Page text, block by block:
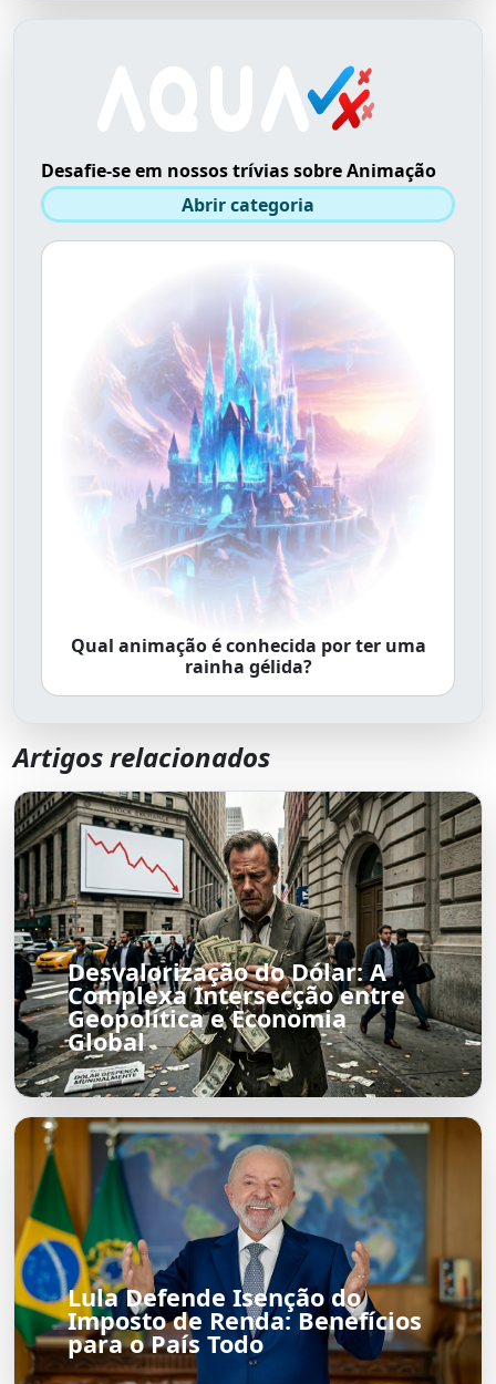
Desafie-se em nossos trívias sobre Animação
Abrir categoria
Qual animação é conhecida por ter uma
rainha gélida?
Artigos relacionados
Desvalorização do Dólar: A
Complexa Intersecção entre
Geopolítica e Economia
Global
Lula Defende Isenção do
Imposto de Renda: Benefícios
para o País Todo